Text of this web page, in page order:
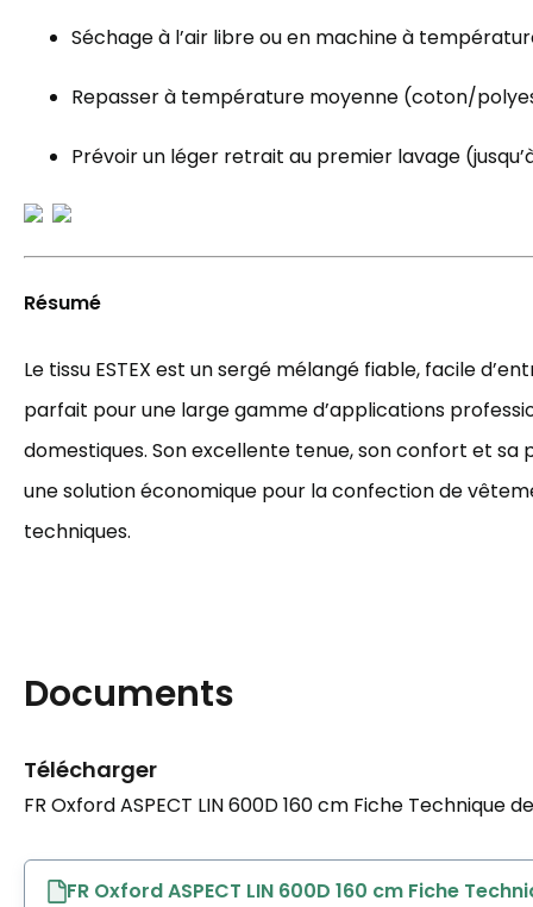
Séchage à l’air libre ou en machine à
Repasser à température moyenne (coton/
Prévoir un léger retrait au premier lavage
Résumé
Le tissu ESTEX est un sergé mélangé fiable, facile
parfait pour une large gamme d’applications
domestiques. Son excellente tenue, son confort et sa
une solution économique pour la confection de
techniques.
Documents
Télécharger
FR Oxford ASPECT LIN 600D 160 cm Fiche Technique
FR Oxford ASPECT LIN 600D 160 cm Fiche